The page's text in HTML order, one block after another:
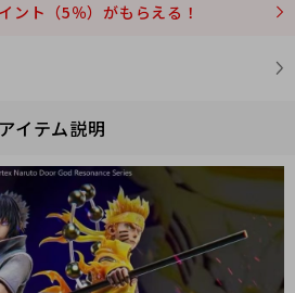
ント（5％）がもらえる！
アイテム説明